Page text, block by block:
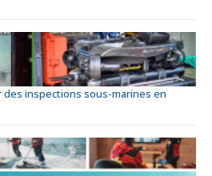
des inspections sous-marines en